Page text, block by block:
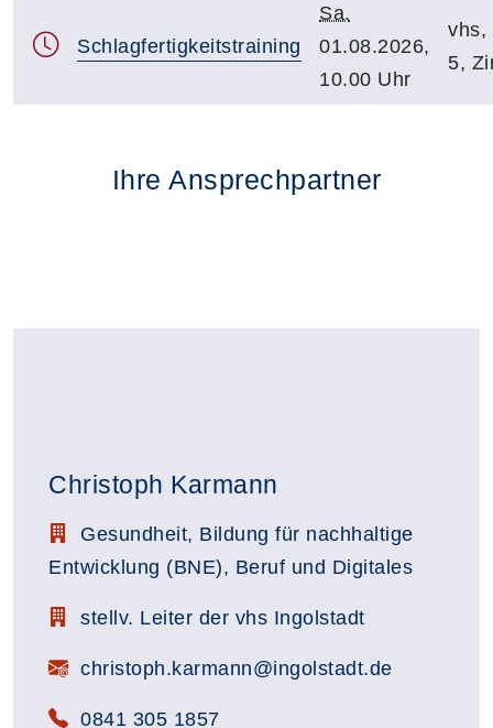
Schlagfertigkeitstraining
Sa.
01.08.2026,
10.00 Uhr
vhs,
5,
Ihre Ansprechpartner
Christoph Karmann
Stellenbezeichnung:
Gesundheit, Bildung für nachhaltige
Entwicklung (BNE), Beruf und Digitales
Zimmerbezeichnung:
stellv. Leiter der vhs Ingolstadt
E-Mail:christoph.karmann@ingolstadt.de
Telefon:
0841 305 1857